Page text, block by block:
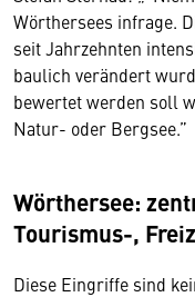
Wörthersees infrage.
seit Jahrzehnten
baulich verändert
bewertet werden soll
Natur- oder Bergsee.”
Wörthersee:
Tourismus-,
Diese Eingriffe sind